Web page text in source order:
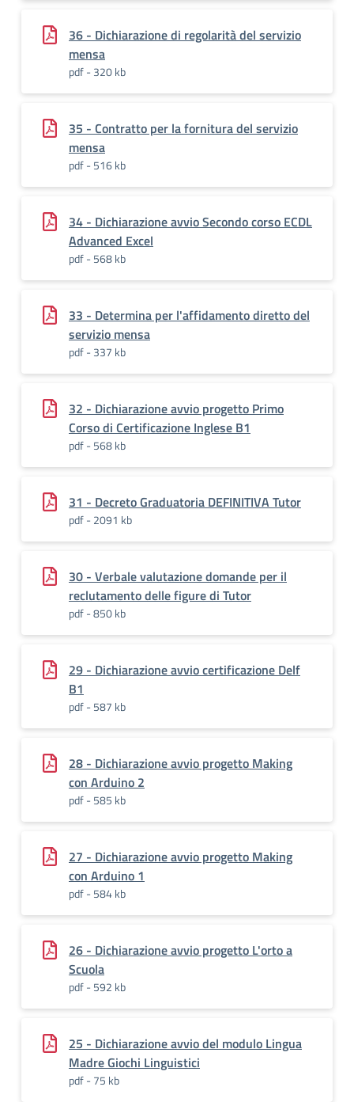
36 - Dichiarazione di regolarità del servizio
mensa
pdf - 320 kb
35 - Contratto per la fornitura del servizio
mensa
pdf - 516 kb
34 - Dichiarazione avvio Secondo corso ECDL
Advanced Excel
pdf - 568 kb
33 - Determina per l'affidamento diretto del
servizio mensa
pdf - 337 kb
32 - Dichiarazione avvio progetto Primo
Corso di Certificazione Inglese B1
pdf - 568 kb
31 - Decreto Graduatoria DEFINITIVA Tutor
pdf - 2091 kb
30 - Verbale valutazione domande per il
reclutamento delle figure di Tutor
pdf - 850 kb
29 - Dichiarazione avvio certificazione Delf
B1
pdf - 587 kb
28 - Dichiarazione avvio progetto Making
con Arduino 2
pdf - 585 kb
27 - Dichiarazione avvio progetto Making
con Arduino 1
pdf - 584 kb
26 - Dichiarazione avvio progetto L'orto a
Scuola
pdf - 592 kb
25 - Dichiarazione avvio del modulo Lingua
Madre Giochi Linguistici
pdf - 75 kb